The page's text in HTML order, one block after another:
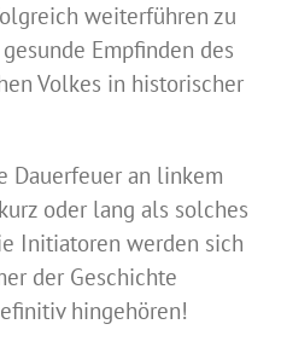
weiterführen zu
Empfinden des
Volkes in historischer
Dauerfeuer an linkem
oder lang als solches
Initiatoren werden sich
der Geschichte
hingehören!